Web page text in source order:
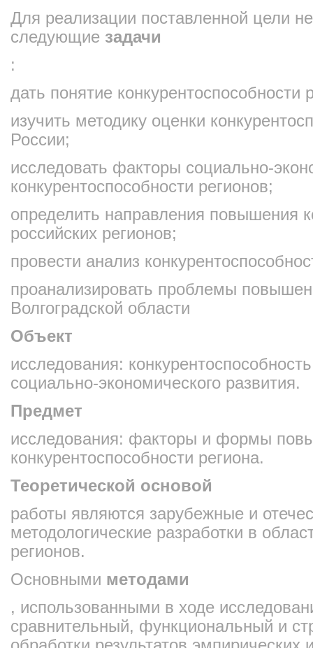
Для реализации поставленной цели
следующие задачи
:
дать понятие конкурентоспособности
изучить методику оценки
России;
исследовать факторы социально-
конкурентоспособности регионов;
определить направления повышения
российских регионов;
провести анализ
проанализировать проблемы
Волгоградской области
Объект
исследования:
социально-экономического развития.
Предмет
исследования: факторы и формы
конкурентоспособности региона.
Теоретической основой
работы являются зарубежные и
методологические разработки в
регионов.
Основными методами
, использованными в ходе
сравнительный, функциональный и